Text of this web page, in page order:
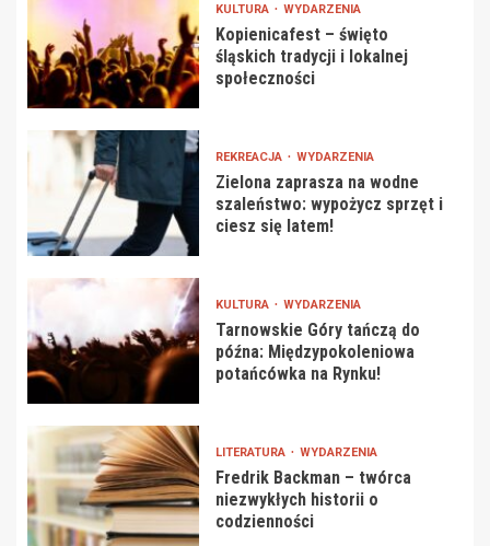
KULTURA WYDARZENIA
Kopienicafest – święto
śląskich tradycji i lokalnej
społeczności
REKREACJA WYDARZENIA
Zielona zaprasza na wodne
szaleństwo: wypożycz sprzęt i
ciesz się latem!
KULTURA WYDARZENIA
Tarnowskie Góry tańczą do
późna: Międzypokoleniowa
potańcówka na Rynku!
LITERATURA WYDARZENIA
Fredrik Backman – twórca
niezwykłych historii o
codzienności